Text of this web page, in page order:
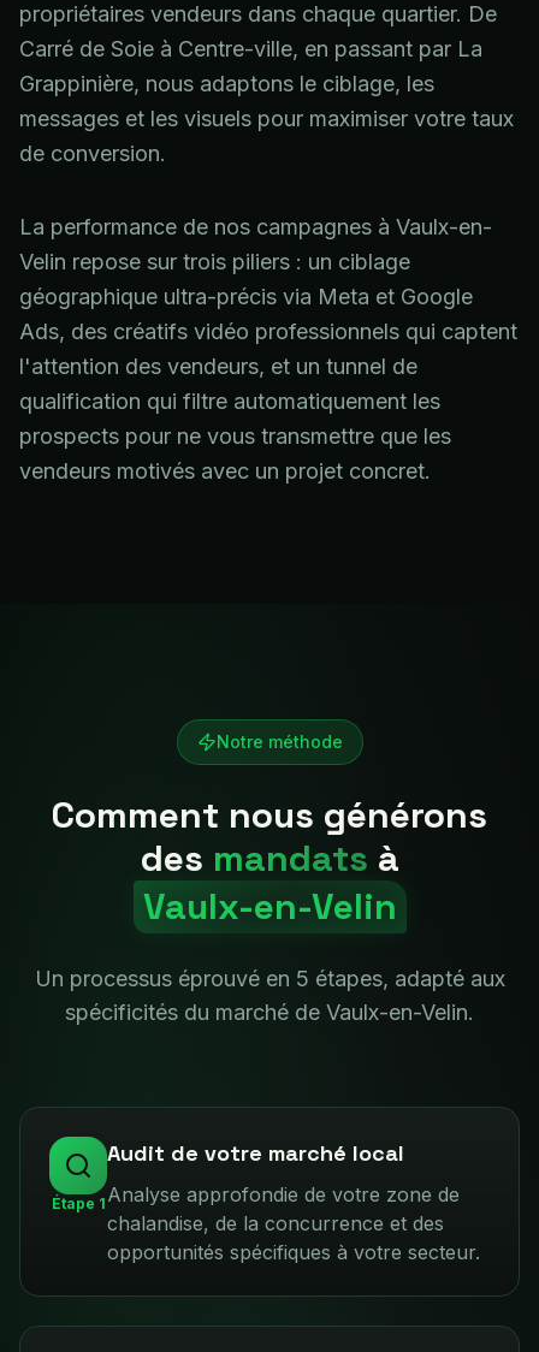
propriétaires vendeurs dans chaque quartier. De
Carré de Soie à Centre-ville, en passant par La
Grappinière, nous adaptons le ciblage, les
messages et les visuels pour maximiser votre taux
de conversion.
La performance de nos campagnes à Vaulx-en-
Velin repose sur trois piliers : un ciblage
géographique ultra-précis via Meta et Google
Ads, des créatifs vidéo professionnels qui captent
l'attention des vendeurs, et un tunnel de
qualification qui filtre automatiquement les
prospects pour ne vous transmettre que les
vendeurs motivés avec un projet concret.
Notre méthode
Comment nous générons
des mandats à
Vaulx-en-Velin
Un processus éprouvé en 5 étapes, adapté aux
spécificités du marché de Vaulx-en-Velin.
Étape 1
Audit de votre marché local
Analyse approfondie de votre zone de
chalandise, de la concurrence et des
opportunités spécifiques à votre secteur.